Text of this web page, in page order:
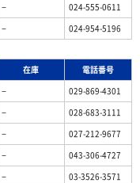
−
024-555-0611
− 024-954-5196
在庫
電話番号
−
029-869-4301
−
028-683-3111
−
027-212-9677
−
043-306-4727
−
03-3526-3571